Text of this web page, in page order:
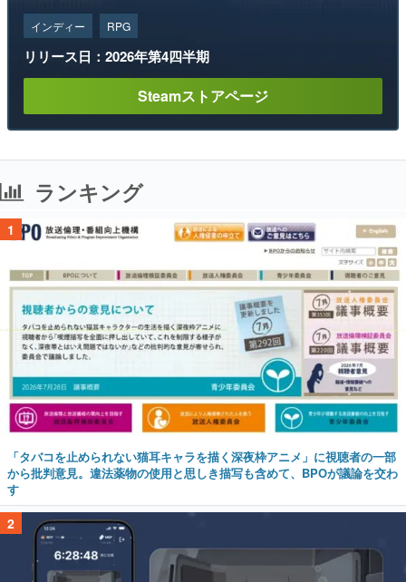
インディー RPG
リリース日：2026年第4四半期
Steamストアページ
ランキング
1
「タバコを止められない猫耳キャラを描く深夜枠アニメ」に視聴者の一部
から批判意見。違法薬物の使用と思しき描写も含めて、BPOが議論を交わ
す
2